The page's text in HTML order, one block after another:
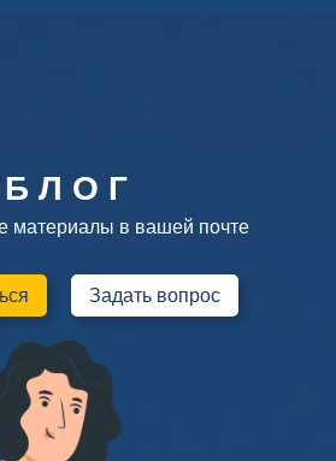
Б Л О Г
материалы в вашей почте
Задать вопрос